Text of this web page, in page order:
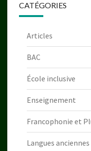
CATÉGORIES
Articles
BAC
École inclusive
Enseignement
Francophonie et
Langues anciennes